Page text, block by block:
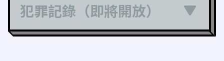
犯罪記錄（即將開放）